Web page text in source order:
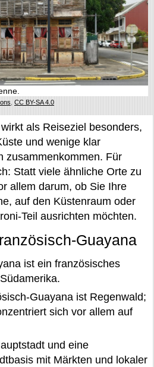
CC BY-SA 4.0
als Reiseziel besonders,
und wenige klar
zusammenkommen. Für
Statt viele ähnliche Orte zu
allem darum, ob Sie Ihre
auf den Küstenraum oder
Teil ausrichten möchten.
Guayana
ist ein französisches
Guayana ist Regenwald;
sich vor allem auf
und eine
mit Märkten und lokaler